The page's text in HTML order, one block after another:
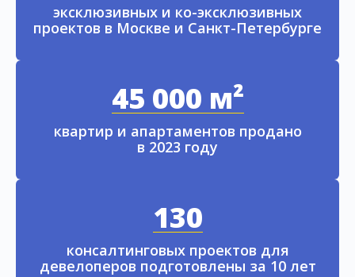
эксклюзивных и ко-эксклюзивных
проектов в Москве и Санкт-Петербурге
45 000 м²
квартир и апартаментов продано
в 2023 году
130
консалтинговых проектов для
девелоперов подготовлены за 10 лет